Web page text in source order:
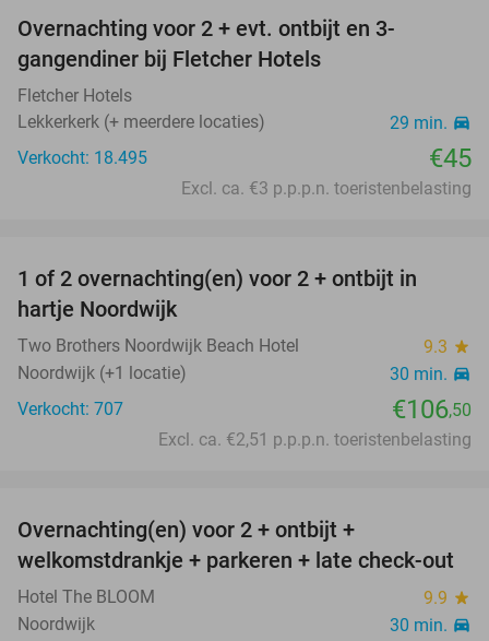
Overnachting voor 2 + evt. ontbijt en 3-
gangendiner bij Fletcher Hotels
Fletcher Hotels
Lekkerkerk (+ meerdere locaties)
29 min. directions_car
Verkocht: 18.495 €45
Excl. ca. €3 p.p.p.n. toeristenbelasting
1 of 2 overnachting(en) voor 2 + ontbijt in
hartje Noordwijk
Two Brothers Noordwijk Beach Hotel 9.3 star
Noordwijk (+1 locatie) 30 min. directions_car
Verkocht: 707 €106,50
Excl. ca. €2,51 p.p.p.n. toeristenbelasting
Overnachting(en) voor 2 + ontbijt +
welkomstdrankje + parkeren + late check-out
Hotel The BLOOM 9.9 star
Noordwijk 30 min. directions_car